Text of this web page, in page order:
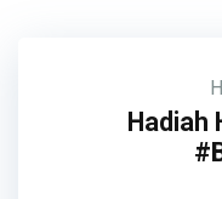
Hadiah